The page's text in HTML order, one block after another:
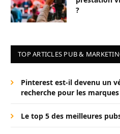
?
TOP ARTICLES PUB &
Pinterest est-il devenu un
recherche pour les marques
Le top 5 des meilleures